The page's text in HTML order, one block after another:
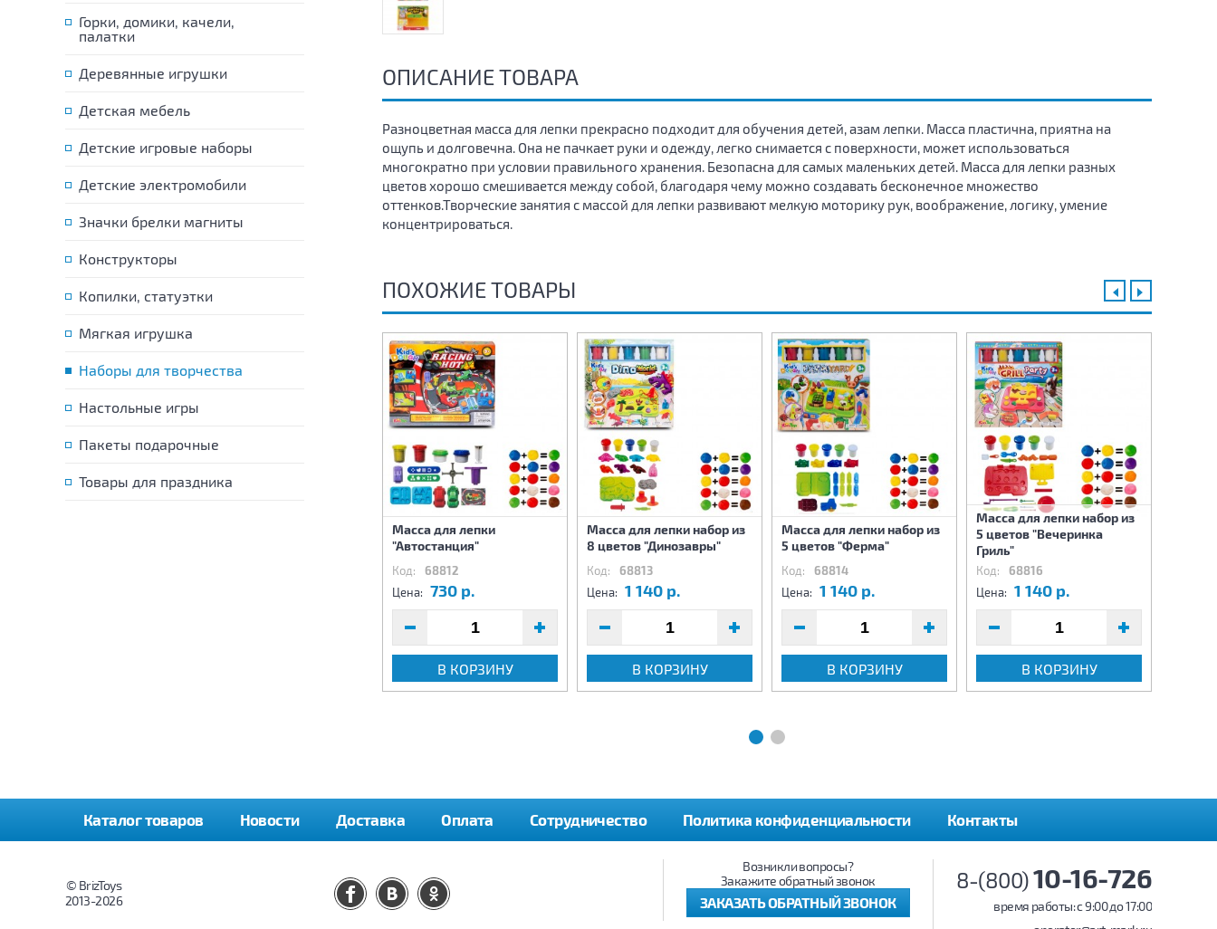
Горки, домики, качели,
палатки
Деревянные игрушки
Детская мебель
Детские игровые наборы
Детские электромобили
Значки брелки магниты
Конструкторы
Копилки, статуэтки
Мягкая игрушка
Наборы для творчества
Настольные игры
Пакеты подарочные
Товары для праздника
ОПИСАНИЕ ТОВАРА
Разноцветная масса для лепки прекрасно подходит для обучения детей, азам лепки. Масса пластична, приятна на
ощупь и долговечна. Она не пачкает руки и одежду, легко снимается с поверхности, может использоваться
многократно при условии правильного хранения. Безопасна для самых маленьких детей. Масса для лепки разных
цветов хорошо смешивается между собой, благодаря чему можно создавать бесконечное множество
оттенков.Творческие занятия с массой для лепки развивают мелкую моторику рук, воображение, логику, умение
концентрироваться.
ПОХОЖИЕ ТОВАРЫ
Масса для лепки
"Автостанция"
Код: 68812
Цена: 730 р.
В КОРЗИНУ
Масса для лепки набор из
8 цветов "Динозавры"
Код: 68813
Цена: 1 140 р.
В КОРЗИНУ
Масса для лепки набор из
5 цветов "Ферма"
Код: 68814
Цена: 1 140 р.
В КОРЗИНУ
Масса для лепки набор из
5 цветов "Вечеринка
Гриль"
Код: 68816
Цена: 1 140 р.
В КОРЗИНУ
Каталог товаров Новости Доставка Оплата Сотрудничество Политика конфиденциальности Контакты
8-(800)10-16-726
время работы: c 9:00 до 17:00
Возникли вопросы?
Закажите обратный звонок
ЗАКАЗАТЬ ОБРАТНЫЙ ЗВОНОК
© BrizToys
2013-2026